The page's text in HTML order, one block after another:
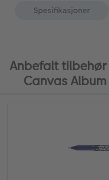
Spesifikasjoner
Anbefalt tilbehør
Canvas